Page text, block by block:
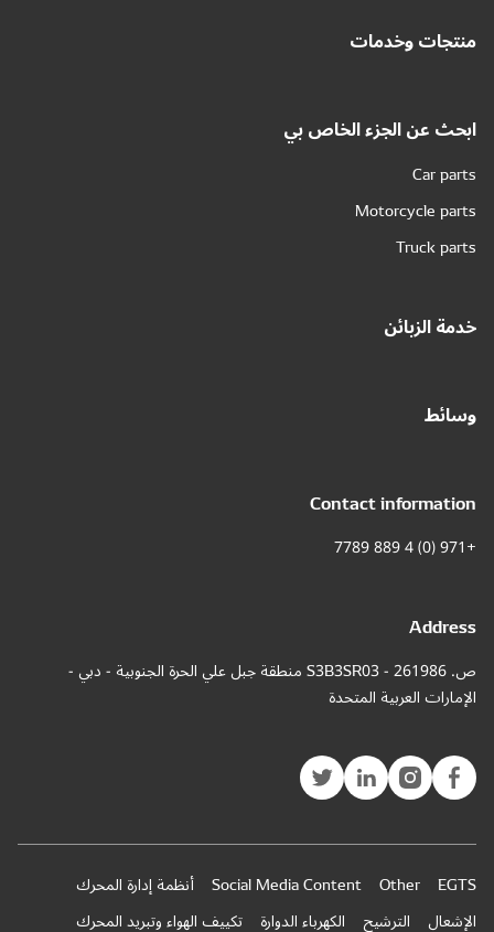
منتجات وخدمات
ابحث عن الجزء الخاص بي
Car parts
Motorcycle parts
Truck parts
خدمة الزبائن
وسائط
Contact information
+971 (0) 4 889 7789
Address
ص. 261986 - S3B3SR03 منطقة جبل علي الحرة الجنوبية - دبي -
الإمارات العربية المتحدة
EGTS
Other
Social Media Content أنظمة إدارة المحرك
الإشعال
الترشيح الكهرباء الدوارة تكييف الهواء وتبريد المحرك